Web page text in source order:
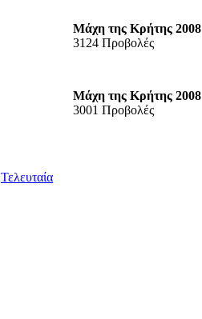
Μάχη της Κρήτης 2008
3124 Προβολές
Μάχη της Κρήτης 2008
3001 Προβολές
Τελευταία